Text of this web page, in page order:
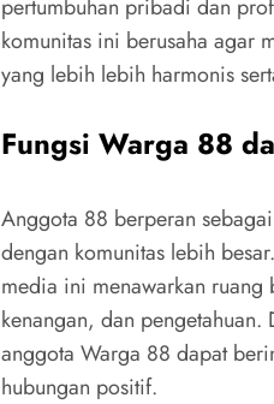
pertumbuhan pribadi dan
komunitas ini berusaha agar
yang lebih lebih harmonis
Fungsi Warga 88
Anggota 88 berperan
dengan komunitas lebih besar.
media ini menawarkan
kenangan, dan
anggota Warga 88 dapat
hubungan positif.